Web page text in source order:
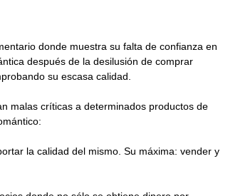
donde muestra su falta de confianza en
después de la desilusión de comprar
su escasa calidad.
malas críticas a determinados productos de
la calidad del mismo. Su máxima: vender y